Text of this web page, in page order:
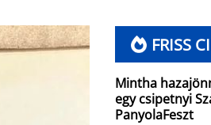
FRISS
Mintha
egy csipetnyi
PanyolaFeszt